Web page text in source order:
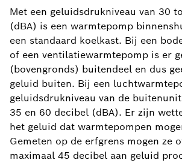
Met een geluidsdrukniveau van 30
(dBA) is een warmtepomp
een standaard koelkast. Bij een
of een ventilatiewarmtepomp is er
(bovengronds) buitendeel en dus
geluid buiten. Bij een
geluidsdrukniveau van de
35 en 60 decibel (dBA). Er zijn
het geluid dat warmtepompen
Gemeten op de erfgrens mogen ze
maximaal 45 decibel aan geluid